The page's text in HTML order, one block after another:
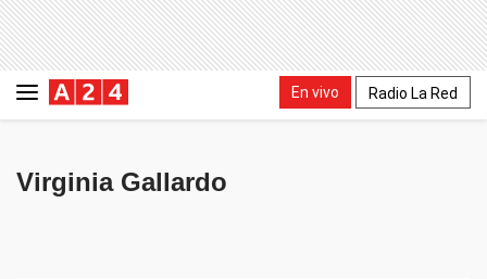
En vivo Radio La Red
Virginia Gallardo